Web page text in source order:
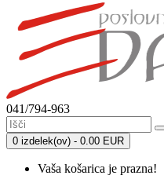
041/794-963
0 izdelek(ov) - 0.00 EUR
Vaša košarica je prazna!